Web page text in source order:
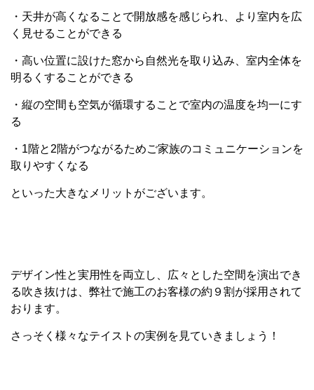
・天井が高くなることで開放感を感じられ、より室内を広
く見せることができる
・高い位置に設けた窓から自然光を取り込み、室内全体を
明るくすることができる
・縦の空間も空気が循環することで室内の温度を均一にす
る
・1階と2階がつながるためご家族のコミュニケーションを
取りやすくなる
といった大きなメリットがございます。
デザイン性と実用性を両立し、広々とした空間を演出でき
る吹き抜けは、弊社で施工のお客様の約９割が採用されて
おります。
さっそく様々なテイストの実例を見ていきましょう！